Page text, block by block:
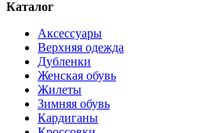
Каталог
Аксессуары
Верхняя одежда
Дубленки
Женская обувь
Жилеты
Зимняя обувь
Кардиганы